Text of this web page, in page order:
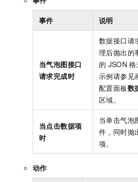
事件 说明
当气泡图接口
请求完成时
数据接口请
理后抛出的
的 JSON 格
示例请参见
配置面板数
区域。
当点击数据项
时
当单击气泡
件，同时抛
项。
动作